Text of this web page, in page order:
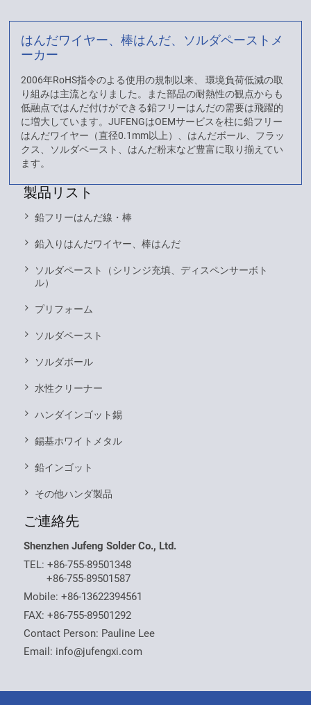
はんだワイヤー、棒はんだ、ソルダペーストメ
ーカー
2006年RoHS指令のよる使用の規制以来、 環境負荷低減の取
り組みは主流となりました。また部品の耐熱性の観点からも
低融点ではんだ付けができる鉛フリーはんだの需要は飛躍的
に増大しています。JUFENGはOEMサービスを柱に鉛フリー
はんだワイヤー（直径0.1mm以上）、はんだボール、フラッ
クス、ソルダペースト、はんだ粉末など豊富に取り揃えてい
ます。
製品リスト
鉛フリーはんだ線・棒
鉛入りはんだワイヤー、棒はんだ
ソルダペースト（シリンジ充填、ディスペンサーボト
ル）
プリフォーム
ソルダペースト
ソルダボール
水性クリーナー
ハンダインゴット錫
錫基ホワイトメタル
鉛インゴット
その他ハンダ製品
ご連絡先
Shenzhen Jufeng Solder Co., Ltd.
TEL:+86-755-89501348
+86-755-89501587
Mobile:+86-13622394561
FAX: +86-755-89501292
Contact Person: Pauline Lee
Email: info@jufengxi.com